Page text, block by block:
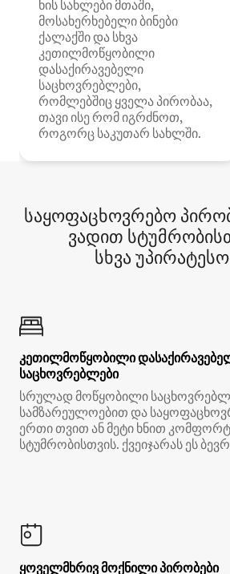
ხის სახლები მთაში,
მოსახერხებელი ბინები
ქალაქში და სხვა
კეთილმოწყობილი
დასაქირავებელი
საცხოვრებლები,
რომლებშიც ყველა პირობაა,
თავი ისე რომ იგრძნოთ,
როგორც საკუთარ სახლში.
საყოფაცხოვრებო
ვადით
სხვა
კეთილმოწყობილი
საცხოვრებლები
სრულად მოწყობილი
სამზარეულოებით და
ერთი თვით ან მეტი ხნით
სტუმრობისთვის. ქვეიჯარას ეს
ყოველმხრივ მოქნილი პირობები